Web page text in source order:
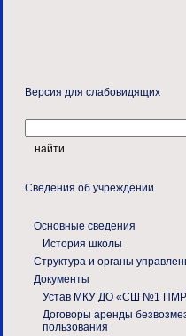
Версия для слабовидящих
Сведения об учреждении
Основные сведения
История школы
Структура и органы
Документы
Устав МКУ ДО «СШ №1
Договоры аренды
пользования